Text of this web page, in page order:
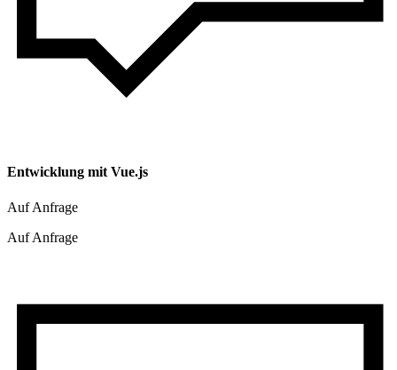
Entwicklung mit Vue.js
Auf Anfrage
Auf Anfrage